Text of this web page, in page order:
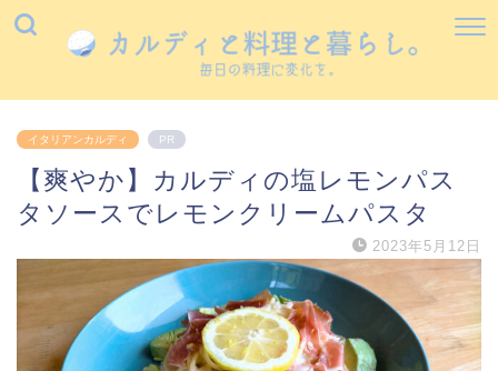
イタリアンカルディ PR
【爽やか】カルディの塩レモンパス
タソースでレモンクリームパスタ
2023年5月12日